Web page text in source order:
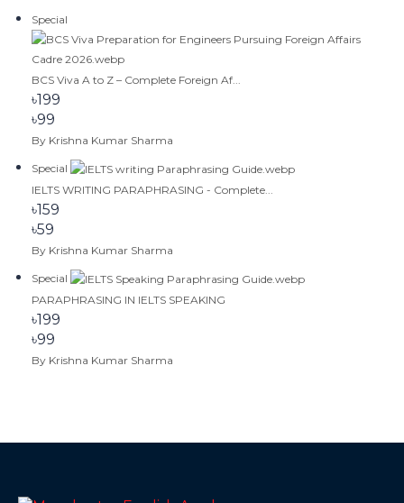
Special
BCS Viva A to Z – Complete Foreign Af...
৳199
৳99
By Krishna Kumar Sharma
Special
IELTS WRITING PARAPHRASING - Complete...
৳159
৳59
By Krishna Kumar Sharma
Special
PARAPHRASING IN IELTS SPEAKING
৳199
৳99
By Krishna Kumar Sharma